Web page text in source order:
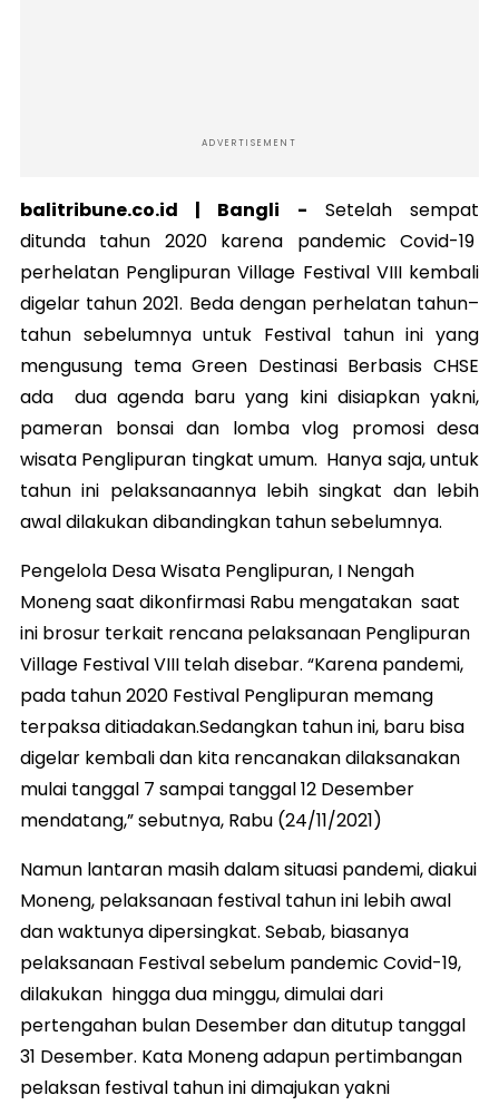
ADVERTISEMENT
balitribune.co.id | Bangli -
Setelah sempat
ditunda tahun 2020 karena pandemic Covid-19
perhelatan Penglipuran Village Festival VIII kembali
digelar tahun 2021. Beda dengan perhelatan tahun–
tahun sebelumnya untuk Festival tahun ini yang
mengusung tema Green Destinasi Berbasis CHSE
ada dua agenda baru yang kini disiapkan yakni,
pameran bonsai dan lomba vlog promosi desa
wisata Penglipuran tingkat umum. Hanya saja, untuk
tahun ini pelaksanaannya lebih singkat dan lebih
awal dilakukan dibandingkan tahun sebelumnya.
Pengelola Desa Wisata Penglipuran, I Nengah
Moneng saat dikonfirmasi Rabu mengatakan saat
ini brosur terkait rencana pelaksanaan Penglipuran
Village Festival VIII telah disebar. “Karena pandemi,
pada tahun 2020 Festival Penglipuran memang
terpaksa ditiadakan.Sedangkan tahun ini, baru bisa
digelar kembali dan kita rencanakan dilaksanakan
mulai tanggal 7 sampai tanggal 12 Desember
mendatang,” sebutnya, Rabu (24/11/2021)
Namun lantaran masih dalam situasi pandemi, diakui
Moneng, pelaksanaan festival tahun ini lebih awal
dan waktunya dipersingkat. Sebab, biasanya
pelaksanaan Festival sebelum pandemic Covid-19,
dilakukan hingga dua minggu, dimulai dari
pertengahan bulan Desember dan ditutup tanggal
31 Desember. Kata Moneng adapun pertimbangan
pelaksan festival tahun ini dimajukan yakni